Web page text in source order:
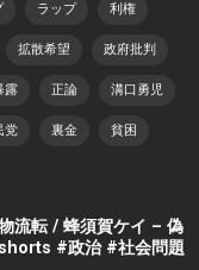
ラップ 利権
拡散希望 政府批判
露 正論 溝口勇児
党 裏金 貧困
流転 / 蜂須賀ケイ – 偽
#政治 #社会問題